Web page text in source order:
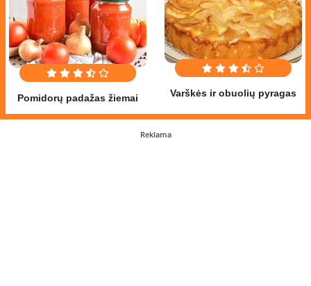
Pomidorų padažas žiemai Varškės ir obuolių pyragas
Reklama